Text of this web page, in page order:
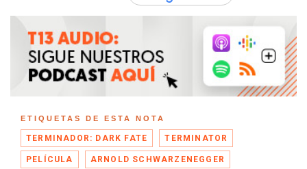
ETIQUETAS DE ESTA NOTA
TERMINADOR: DARK FATE TERMINATOR
PELÍCULA ARNOLD SCHWARZENEGGER